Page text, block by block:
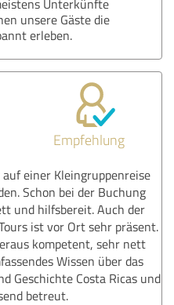
Unterkünfte
unsere Gäste die
erleben.
Empfehlung
einer Kleingruppenreise
Schon bei der Buchung
und hilfsbereit. Auch der
ist vor Ort sehr präsent.
kompetent, sehr nett
Wissen über das
Geschichte Costa Ricas und
betreut.